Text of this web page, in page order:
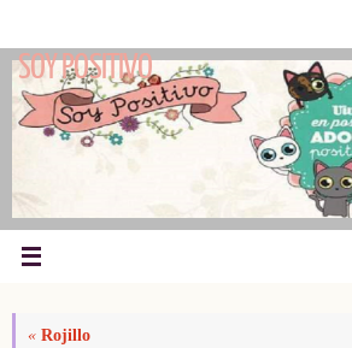
contenido
SOY POSITIVO
« Rojillo